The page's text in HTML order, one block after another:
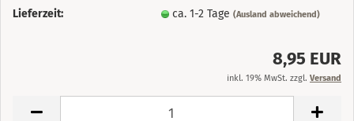
Lieferzeit:
ca. 1-2 Tage(Ausland abweichend)
8,95 EUR
inkl. 19% MwSt. zzgl. Versand